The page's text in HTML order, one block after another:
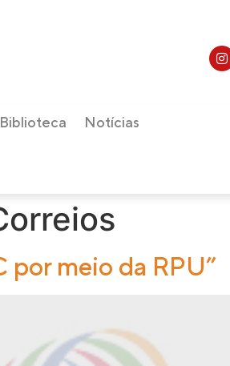
Biblioteca Notícias
por meio da RPU”